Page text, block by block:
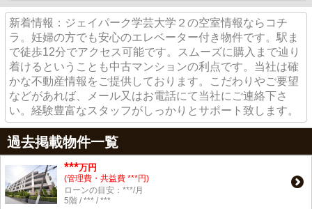
新着情報：ジェイパーク学芸大学２の空室情報ならコチ
ラ。妊婦の方でも安心のエレベーター付き物件です。駅ま
で徒歩12分でアクセス可能です。スムーズに購入まで辿り
着けるということも中古マンションの利点です。当社は確
かな不動産情報をご提供しております。こだわりやご要望
などがあれば、メール又はお電話にて当社にご連絡下さ
い。経験豊富なスタッフがしっかりとサポート致します。
過去掲載物件一覧
***万円
(管理費・共益費 ***円)
ローンの目安：***/月
5階 / *** / ***